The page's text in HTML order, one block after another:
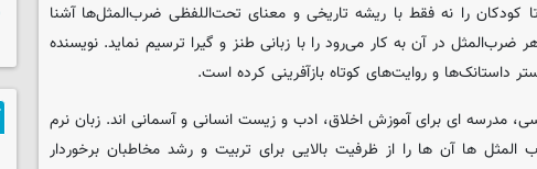
را نه فقط با ریشه تاریخی و معنای تحت‌اللفظی ضرب‌المثل‌ها آشنا
ضرب‌المثل در آن به کار می‌رود را با زبانی طنز و گیرا ترسیم نماید. نویسنده
داستانک‌ها و روایت‌های کوتاه بازآفرینی کرده است.
مدرسه ای برای آموزش اخلاق، ادب و زیست انسانی و آسمانی ‌اند. زبان نرم
المثل ها آن ها را از ظرفیت بالایی برای تربیت و رشد مخاطبان برخوردار